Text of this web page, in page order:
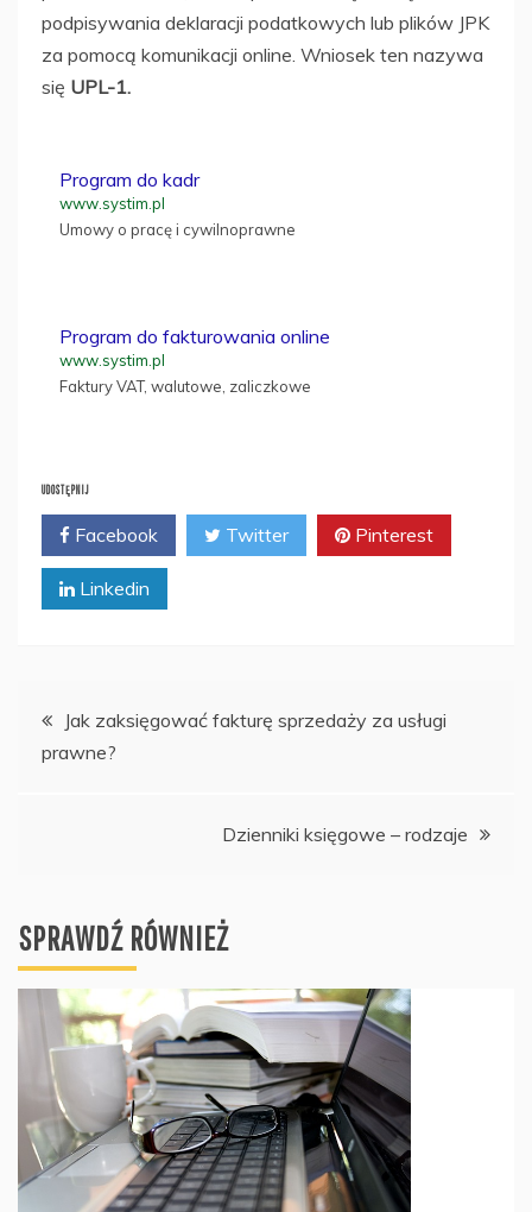
podpisywania deklaracji podatkowych lub plików JPK
za pomocą komunikacji online. Wniosek ten nazywa
się UPL-1.
Program do kadr
www.systim.pl
Umowy o pracę i cywilnoprawne
Program do fakturowania online
www.systim.pl
Faktury VAT, walutowe, zaliczkowe
UDOSTĘPNIJ
Facebook Twitter Pinterest
Linkedin
Nawigacja
wpisu
Jak zaksięgować fakturę sprzedaży za usługi
prawne?
Dzienniki księgowe – rodzaje
SPRAWDŹ RÓWNIEŻ